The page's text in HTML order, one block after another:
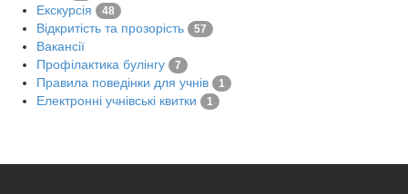
Екскурсія 48
Відкритість та прозорість 57
Вакансії
Профілактика булінгу
7
Правила поведінки для учнів 1
Електронні учнівські квитки 1